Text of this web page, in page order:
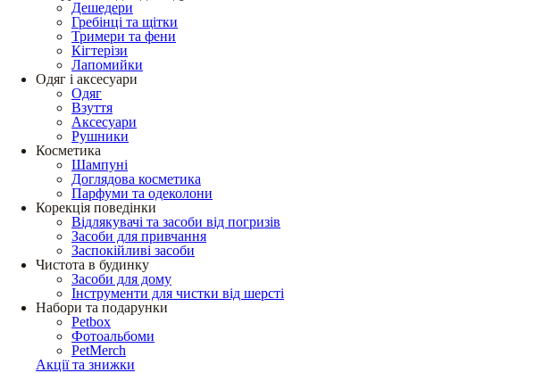
Дешедери
Гребінці та щітки
Тримери та фени
Кігтерізи
Лапомийки
Одяг і аксесуари
Одяг
Взуття
Аксесуари
Рушники
Косметика
Шампуні
Доглядова косметика
Парфуми та одеколони
Корекція поведінки
Відлякувачі та засоби від погризів
Засоби для привчання
Заспокійливі засоби
Чистота в будинку
Засоби для дому
Інструменти для чистки від шерсті
Набори та подарунки
Petbox
Фотоальбоми
PetMerch
Акції та знижки